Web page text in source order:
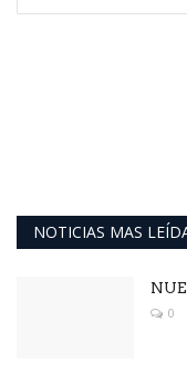
NOTICIAS MAS
0